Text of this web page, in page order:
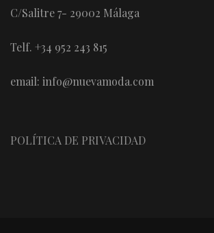
C/Salitre 7- 29002 Málaga
Telf. +34 952 243 815
email: info@nuevamoda.com
POLÍTICA DE PRIVACIDAD